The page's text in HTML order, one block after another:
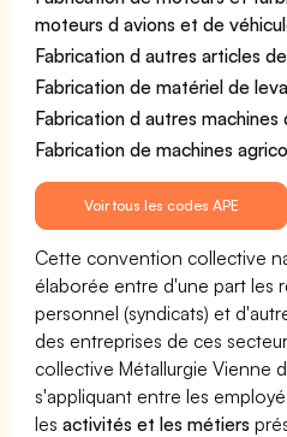
moteurs d avions et de
Fabrication d autres articles
Fabrication de matériel de
Fabrication d autres machines
Fabrication de machines
Voir tous les codes APE
Cette convention collective
élaborée entre d'une part les
personnel (syndicats) et
des entreprises de ces
collective Métallurgie Vienne
s'appliquant entre les
lesactivités et les métiers